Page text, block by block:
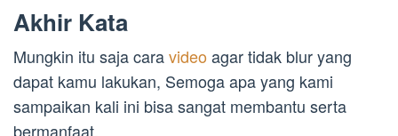
Akhir Kata
Mungkin itu saja caravideo agar tidak blur yang
dapat kamu lakukan, Semoga apa yang kami
sampaikan kali ini bisa sangat membantu serta
bermanfaat.